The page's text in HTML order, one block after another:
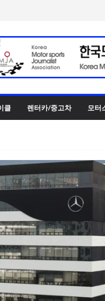
클 렌터카/중고차 모터